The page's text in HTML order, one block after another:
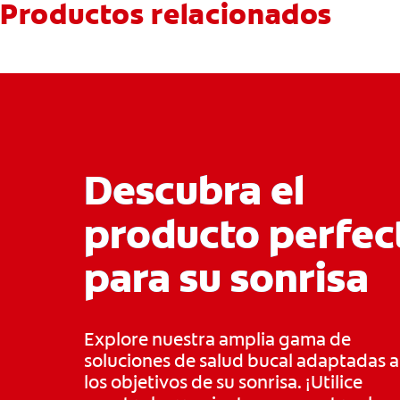
Productos relacionados
Descubra el
producto
para su sonrisa
Explore nuestra amplia gama de
soluciones de salud bucal adaptadas a
los objetivos de su sonrisa. ¡Utilice